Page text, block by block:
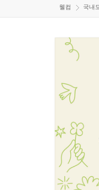
웰컴 국내